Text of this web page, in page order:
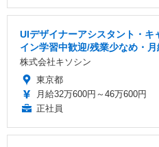
UIデザイナーアシスタント・キ
イン学習中歓迎/残業少なめ・
株式会社キソシン
東京都
月給32万600円～46万600円
正社員